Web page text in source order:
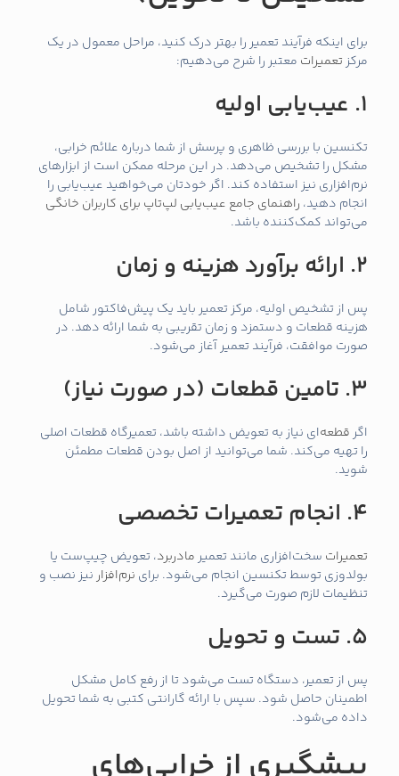
برای اینکه فرآیند تعمیر را بهتر درک کنید، مراحل معمول در یک
مرکز تعمیرات معتبر را شرح می‌دهیم:
1. عیب‌یابی اولیه
تکنسین با بررسی ظاهری و پرسش از شما درباره علائم خرابی،
مشکل را تشخیص می‌دهد. در این مرحله ممکن است از ابزارهای
نرم‌افزاری نیز استفاده کند. اگر خودتان می‌خواهید عیب‌یابی را
انجام دهید، راهنمای جامع عیب‌یابی لپ‌تاپ برای کاربران خانگی
می‌تواند کمک‌کننده باشد.
2. ارائه برآورد هزینه و زمان
پس از تشخیص اولیه، مرکز تعمیر باید یک پیش‌فاکتور شامل
هزینه قطعات و دستمزد و زمان تقریبی به شما ارائه دهد. در
صورت موافقت، فرآیند تعمیر آغاز می‌شود.
3. تامین قطعات (در صورت نیاز)
اگر قطعه‌ای نیاز به تعویض داشته باشد، تعمیرگاه قطعات اصلی
را تهیه می‌کند. شما می‌توانید از اصل بودن قطعات مطمئن
شوید.
4. انجام تعمیرات تخصصی
تعمیرات سخت‌افزاری مانند تعمیر مادربرد، تعویض چیپ‌ست یا
بولدوزی توسط تکنسین انجام می‌شود. برای نرم‌افزار نیز نصب و
تنظیمات لازم صورت می‌گیرد.
5. تست و تحویل
پس از تعمیر، دستگاه تست می‌شود تا از رفع کامل مشکل
اطمینان حاصل شود. سپس با ارائه گارانتی کتبی به شما تحویل
داده می‌شود.